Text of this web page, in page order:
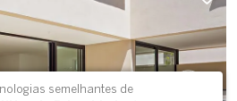
semelhantes de